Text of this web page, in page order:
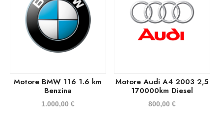
Motore BMW 116 1.6 km
Benzina
1.000,00 €
Motore Audi A4 2003 2,5
170000km Diesel
800,00€